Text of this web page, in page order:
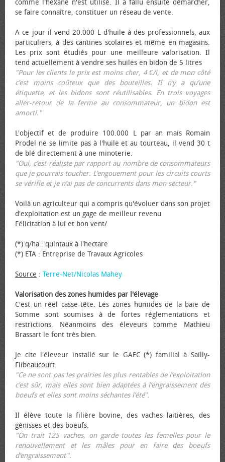
comme l'hexane n'est utilisé. Il a fallu ensuite démarcher,
se faire connaître, constituer un réseau de vente.
A ce jour il vend 20.000 L d'huile à des professionnels, aux
particuliers, à des cantines scolaires et même en magasins.
Les prix sont étudiés pour une meilleure valorisation. Il
tend actuellement à vendre ses huiles en bidon de 5 litres
"Pour les clients le prix est moins cher, 4 €/l, et de mon côté
c’est moins coûteux que des bouteilles. II n’y a qu’une
étiquette, et les bidons sont réutilisables. En trois voyages
aller-retour de la ferme au consommateur, un bidon est
amorti."
L'objectif et de produire 100.000 L par an mais Romain
Prodel ne se limite pas à l'huile et au tourteau, il vend 30 t
de blé directement à une minoterie.
"Oui, c’est réaliste par rapport au nombre de consommateurs
que je pourrais toucher. L’engouement pour les circuits courts
se vérifie et je n’ai pas de concurrents dans mon secteur."
Voilà un agriculteur qui a compris qu'évoluer dans son projet
d'exploitation est un gage de meilleur revenu
Félicitation à lui et bon vent/
(*) q/ha : quintaux à l'hectare
(*) ETA : Entreprise de Travaux Agricoles
Source : Terre-Net/Nicolas Mahey
Valorisation des zones humides par l'élevage
C'est un réel casse-tête. Les zones humides de la baie de
Somme sont soumises à de fortes réglementations et
restrictions. Néanmoins des éleveurs comme Mathieu
Brassart le font très bien.
Je cite l'éleveur installé sur le GAEC (*) familial à Sailly-
Flibeaucourt:
"Ce ne sont pas les prairies les plus rentables de l’exploitation
c’est sûr, mais elles sont bien adaptées à l’engraissement des
bœufs et elles sont moins séchantes l’été".
Il élève toute la filière bovine, des vaches laitières, des
génisses et des bœufs.
"On trait 125 vaches, on garde toutes les femelles pour le
renouvellement et les mâles pour en faire des bœufs
d’engraissement".